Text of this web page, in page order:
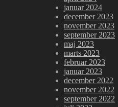
januar 2024
december 2023
november 2023
september 2023
maj 2023
marts 2023
februar 2023
januar 2023
december 2022
november 2022
september 2022